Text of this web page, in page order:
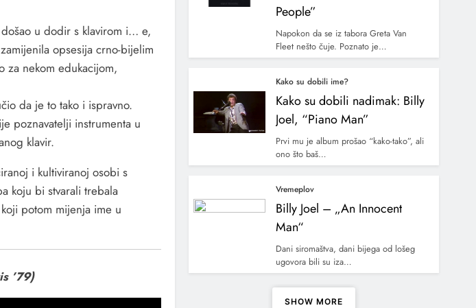
u dodir s klavirom i… e,
opsesija crno-bijelim
za nekom edukacijom,
da je to tako i ispravno.
poznavatelji instrumenta u
klavir.
i kultiviranoj osobi s
koju bi stvarali trebala
potom mijenja ime u
’79)
People”
Napokon da se iz tabora Greta Van
Fleet nešto čuje. Poznato je…
Kako su dobili ime?
Kako su dobili nadimak: Billy
Joel, “Piano Man”
Prvi mu je album prošao “kako-tako”, ali
ono što baš…
Vremeplov
Billy Joel – „An Innocent
Man“
Dani siromaštva, dani bijega od lošeg
ugovora bili su iza…
SHOW MORE